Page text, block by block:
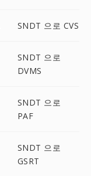
SNDT 으로 CVS
SNDT 으로
DVMS
SNDT 으로
PAF
SNDT 으로
GSRT